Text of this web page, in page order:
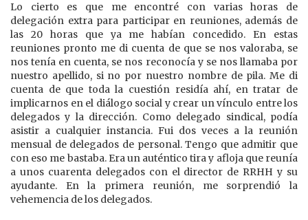
Lo cierto es que me encontré con varias horas de
delegación extra para participar en reuniones, además de
las 20 horas que ya me habían concedido. En estas
reuniones pronto me di cuenta de que se nos valoraba, se
nos tenía en cuenta, se nos reconocía y se nos llamaba por
nuestro apellido, si no por nuestro nombre de pila. Me di
cuenta de que toda la cuestión residía ahí, en tratar de
implicarnos en el diálogo social y crear un vínculo entre los
delegados y la dirección. Como delegado sindical, podía
asistir a cualquier instancia. Fui dos veces a la reunión
mensual de delegados de personal. Tengo que admitir que
con eso me bastaba. Era un auténtico tira y afloja que reunía
a unos cuarenta delegados con el director de RRHH y su
ayudante. En la primera reunión, me sorprendió la
vehemencia de los delegados.